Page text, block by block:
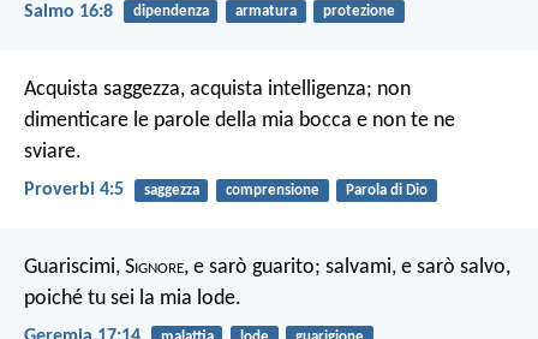
Salmo 16:8 dipendenza armatura protezione
Acquista saggezza, acquista intelligenza; non
dimenticare le parole della mia bocca e non te ne
sviare.
Proverbi 4:5 saggezza comprensione Parola di Dio
Guariscimi, Signore, e sarò guarito; salvami, e sarò salvo,
poiché tu sei la mia lode.